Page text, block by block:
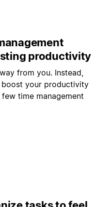
productivity
from you. Instead,
boost your productivity
time management